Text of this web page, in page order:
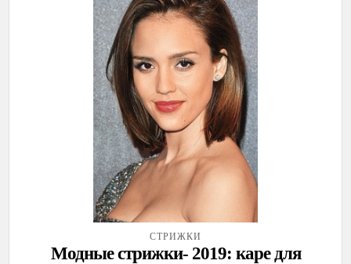
СТРИЖКИ
Модные стрижки- 2019: каре для